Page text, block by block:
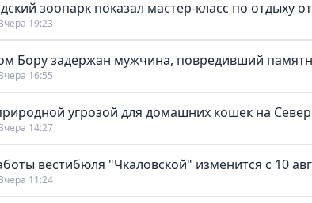
зоопарк показал мастер-класс по отдыху
19:23
Бору задержан мужчина, повредивший
16:55
угрозой для домашних кошек на
14:27
вестибюля "Чкаловской" изменится с 10
11:24